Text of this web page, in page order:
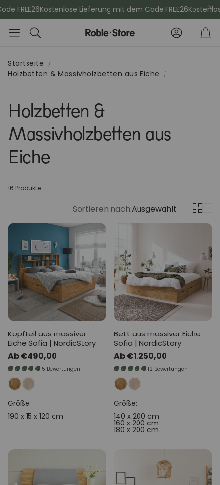
Kostenlose Lieferung mit dem Code FREE26Kostenlose
Suche
Konto
Sideboards
Sitzbänke
Startseite
Holzbetten & Massivholzbetten aus Eiche
Holzbetten &
Massivholzbetten aus
Eiche
16 Produkte
Sortieren nach:Ausgewählt
Kopfteil aus massiver
Eiche Sofia | NordicStory
Normaler
Preis
Ab €490,00
5 Bewertungen
Größe:
190 x 15 x 120 cm
Bett aus massiver Eiche
Sofia | NordicStory
Normaler
Preis
Ab €1.250,00
12 Bewertungen
Größe:
140 x 200 cm
160 x 200 cm
180 x 200 cm